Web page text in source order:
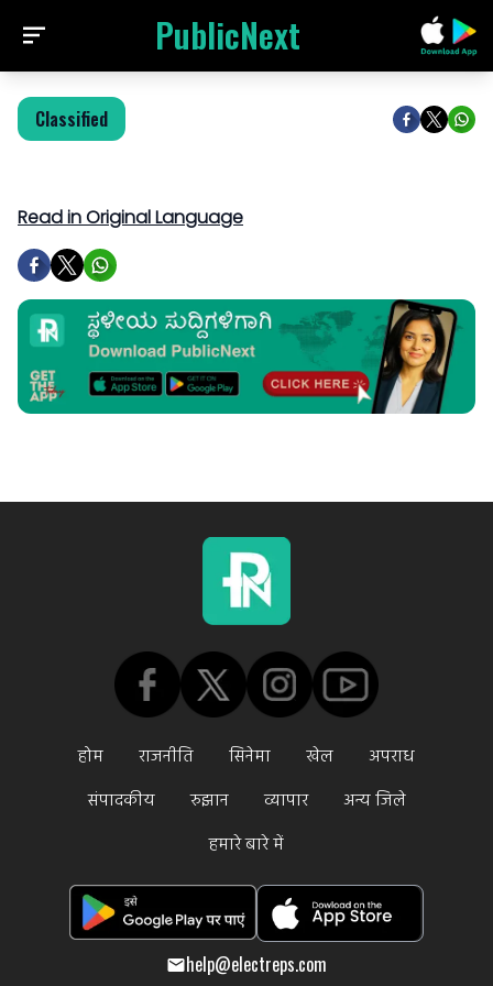
PublicNext
Classified
Read in Original Language
होम राजनीति सिनेमा खेल
अपराध
संपादकीय
रुझान व्यापार
अन्य जिले
हमारे बारे में
help@electreps.com